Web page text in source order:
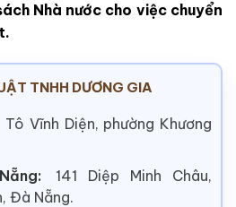
Nhà nước cho việc chuyển
TNHH DƯƠNG GIA
Tô Vĩnh Diện, phường Khương
141 Diệp Minh Châu,
Đà Nẵng.